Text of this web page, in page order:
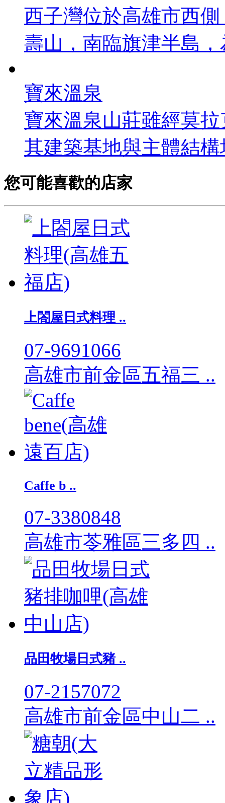
西子灣位於高雄市西
壽山，南臨旗津半島
寶來溫泉
寶來溫泉山莊雖經莫
其建築基地與主體結
您可能喜歡的店家
上閤屋日式料理 ..
07-9691066
高雄市前金區五福三 ..
Caffe b ..
07-3380848
高雄市苓雅區三多四 ..
品田牧場日式豬 ..
07-2157072
高雄市前金區中山二 ..